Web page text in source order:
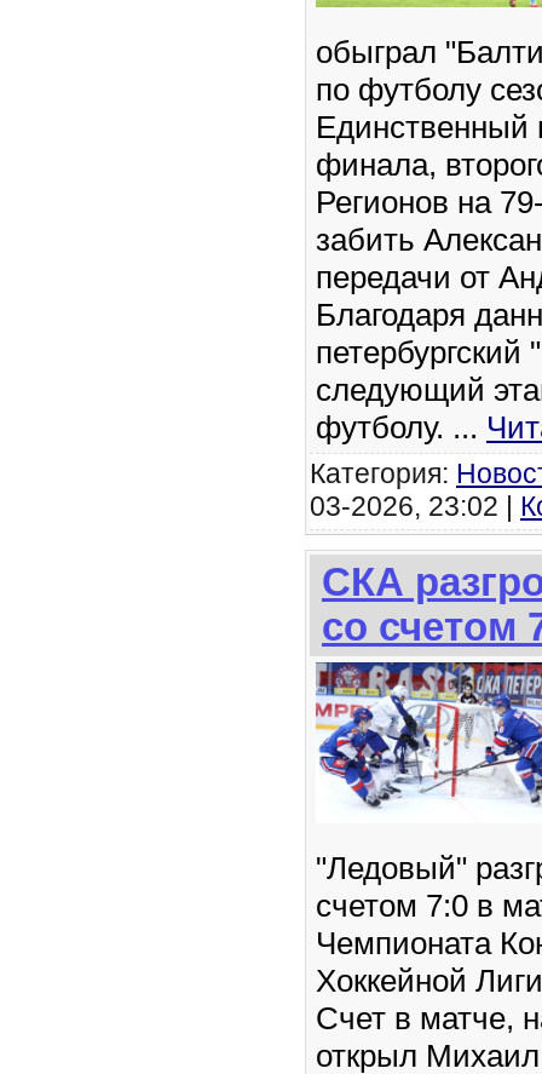
обыграл
по футболу
Единственный
финала,
Регионов на
забить
передачи от
Благодаря
следующий
футболу. ...
Категория:
03-2026, 23:02 |
СКА
со счетом
"Ледовый"
счетом 7:0 в
Чемпионата
Хоккейной
Счет в матче,
открыл